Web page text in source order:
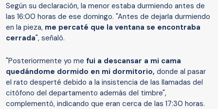
Según su declaración, la menor estaba durmiendo antes de
las 16:00 horas de ese domingo. "Antes de dejarla durmiendo
en la pieza, me percaté que la ventana se encontraba
cerrada", señaló.
"Posteriormente yo me fui a descansar a mi cama
quedándome dormido en mi dormitorio, donde al pasar
el rato desperté debido a la insistencia de las llamadas del
citófono del departamento además del timbre",
complementó, indicando que eran cerca de las 17:30 horas.